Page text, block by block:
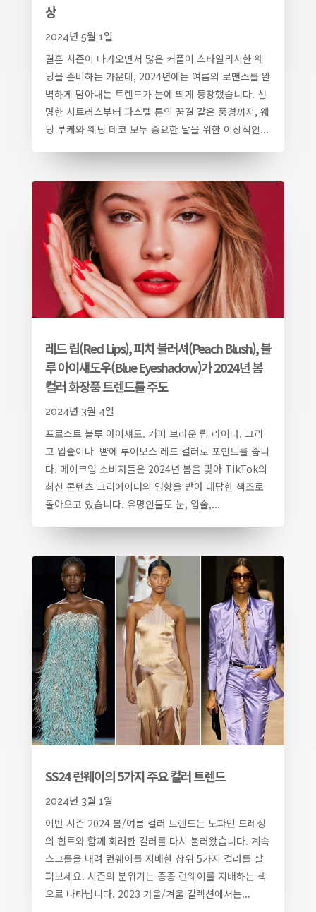
상
2024년 5월 1일
결혼 시즌이 다가오면서 많은 커플이 스타일리시한 웨
딩을 준비하는 가운데, 2024년에는 여름의 로맨스를 완
벽하게 담아내는 트렌드가 눈에 띄게 등장했습니다. 선
명한 시트러스부터 파스텔 톤의 꿈결 같은 풍경까지, 웨
딩 부케와 웨딩 데코 모두 중요한 날을 위한 이상적인...
레드 립(Red Lips), 피치 블러셔(Peach Blush), 블
루 아이섀도우(Blue Eyeshadow)가 2024년 봄
컬러 화장품 트렌드를 주도
2024년 3월 4일
프로스트 블루 아이섀도. 커피 브라운 립 라이너. 그리
고 입술이나 뺨에 루이보스 레드 컬러로 포인트를 줍니
다. 메이크업 소비자들은 2024년 봄을 맞아 TikTok의
최신 콘텐츠 크리에이터의 영향을 받아 대담한 색조로
돌아오고 있습니다. 유명인들도 눈, 입술,...
SS24 런웨이의 5가지 주요 컬러 트렌드
2024년 3월 1일
이번 시즌 2024 봄/여름 컬러 트렌드는 도파민 드레싱
의 힌트와 함께 화려한 컬러를 다시 불러왔습니다. 계속
스크롤을 내려 런웨이를 지배한 상위 5가지 컬러를 살
펴보세요. 시즌의 분위기는 종종 런웨이를 지배하는 색
으로 나타납니다. 2023 가을/겨울 컬렉션에서는...